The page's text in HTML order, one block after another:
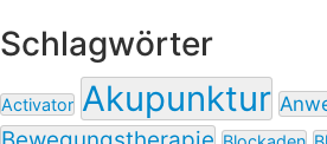
Schlagwörter
Activator Akupunktur